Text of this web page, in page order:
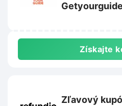
Získajte
Zľavový